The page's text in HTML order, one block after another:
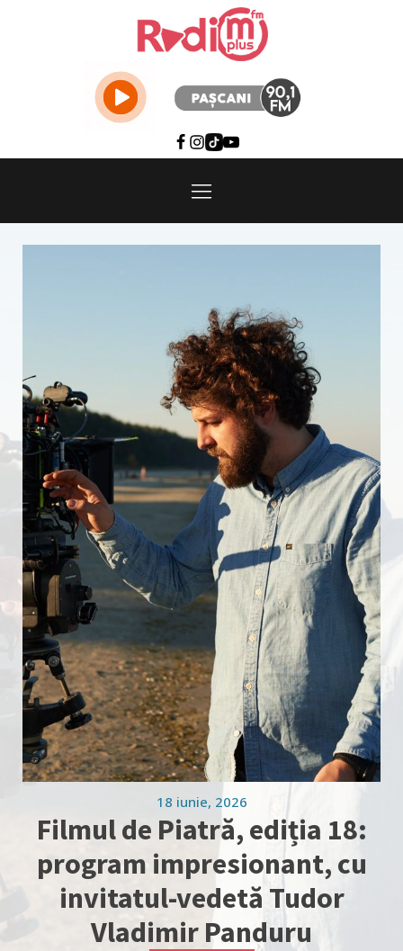
18 iunie, 2026
Filmul de Piatră, ediția 18:
program impresionant, cu
invitatul-vedetă Tudor
Vladimir Panduru